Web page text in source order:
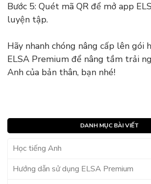
Bước 5: Quét mã QR để mở app
luyện tập.
Hãy nhanh chóng nâng cấp lên gói
ELSA Premium để nâng tầm trải
Anh của bản thân, bạn nhé!
DANH MỤC BÀI VIẾT
Học tiếng Anh
Hướng dẫn sử dụng ELSA Premium